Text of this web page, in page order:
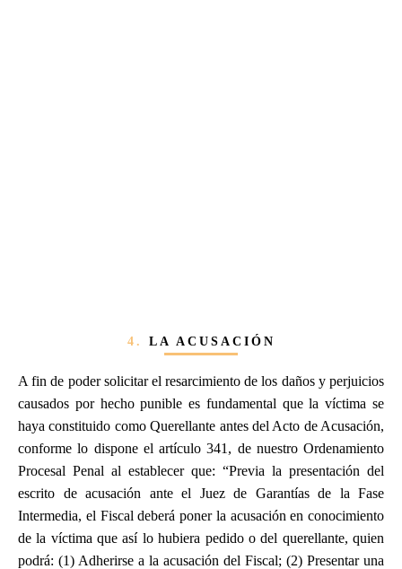
4. LA ACUSACIÓN
A fin de poder solicitar el resarcimiento de los daños y perjuicios
causados por hecho punible es fundamental que la víctima se
haya constituido como Querellante antes del Acto de Acusación,
conforme lo dispone el artículo 341, de nuestro Ordenamiento
Procesal Penal al establecer que: “Previa la presentación del
escrito de acusación ante el Juez de Garantías de la Fase
Intermedia, el Fiscal deberá poner la acusación en conocimiento
de la víctima que así lo hubiera pedido o del querellante, quien
podrá: (1) Adherirse a la acusación del Fiscal; (2) Presentar una